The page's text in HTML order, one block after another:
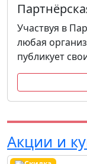
Участвуя в
любая
публикует
Акции и